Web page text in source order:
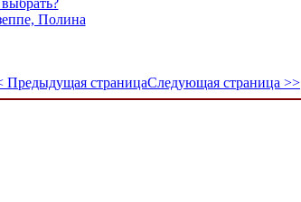
Полина
Предыдущая страницаСледующая страница >>